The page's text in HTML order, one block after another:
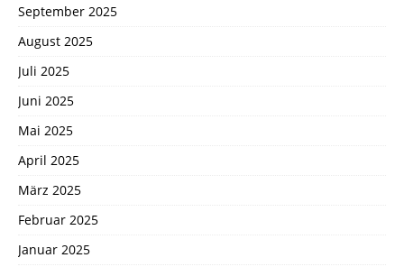
September 2025
August 2025
Juli 2025
Juni 2025
Mai 2025
April 2025
März 2025
Februar 2025
Januar 2025